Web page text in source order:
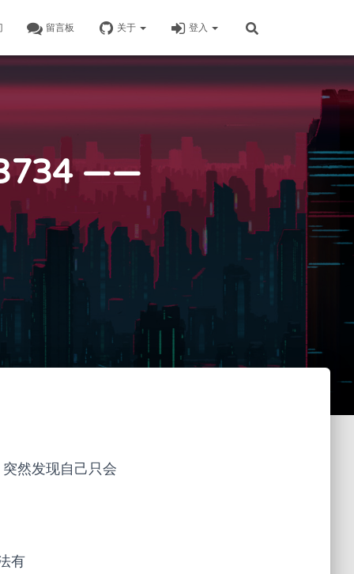
留言板 关于 登入
——
然发现自己只会
有